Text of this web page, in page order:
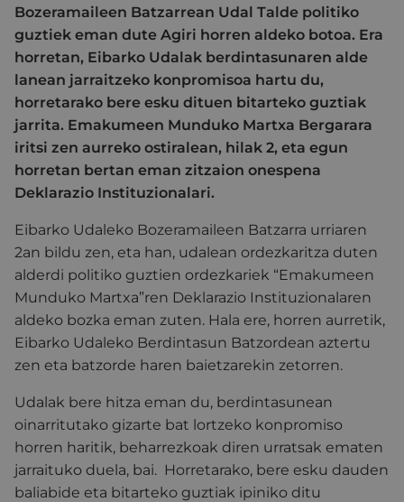
Bozeramaileen Batzarrean Udal Talde politiko
guztiek eman dute Agiri horren aldeko botoa. Era
horretan, Eibarko Udalak berdintasunaren alde
lanean jarraitzeko konpromisoa hartu du,
horretarako bere esku dituen bitarteko guztiak
jarrita. Emakumeen Munduko Martxa Bergarara
iritsi zen aurreko ostiralean, hilak 2, eta egun
horretan bertan eman zitzaion onespena
Deklarazio Instituzionalari.
Eibarko Udaleko Bozeramaileen Batzarra urriaren
2an bildu zen, eta han, udalean ordezkaritza duten
alderdi politiko guztien ordezkariek “Emakumeen
Munduko Martxa”ren Deklarazio Instituzionalaren
aldeko bozka eman zuten. Hala ere, horren aurretik,
Eibarko Udaleko Berdintasun Batzordean aztertu
zen eta batzorde haren baietzarekin zetorren.
Udalak bere hitza eman du, berdintasunean
oinarritutako gizarte bat lortzeko konpromiso
horren haritik, beharrezkoak diren urratsak ematen
jarraituko duela, bai. Horretarako, bere esku dauden
baliabide eta bitarteko guztiak ipiniko ditu